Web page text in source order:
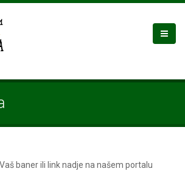
baner ili link nadje na našem portalu